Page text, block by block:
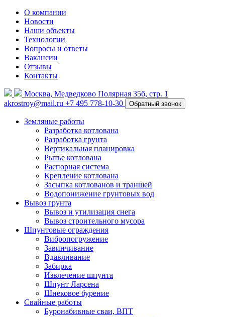
О компании
Новости
Наши объекты
Технологии
Вопросы и ответы
Вакансии
Отзывы
Контакты
Москва, Медведково Полярная 35б, стр. 1
akrostroy@mail.ru +7 495 778-10-30 Обратный звонок
Земляные работы
Разработка котлована
Разработка грунта
Вертикальная планировка
Рытье котлована
Распорная система
Крепление котлована
Засыпка котлованов и траншей
Водопонижение грунтовых вод
Вывоз грунта
Вывоз и утилизация снега
Вывоз строительного мусора
Шпунтовые ограждения
Вибропогружение
Завинчивание
Вдавливание
Забирка
Извлечение шпунта
Шпунт Ларсена
Шнековое бурение
Свайные работы
Буронабивные сваи, ВПТ